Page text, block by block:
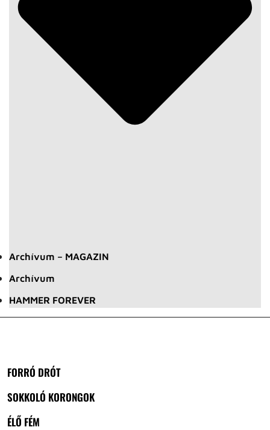
Archívum – MAGAZIN
Archívum
HAMMER FOREVER
FORRÓ DRÓT
SOKKOLÓ KORONGOK
ÉLŐ FÉM